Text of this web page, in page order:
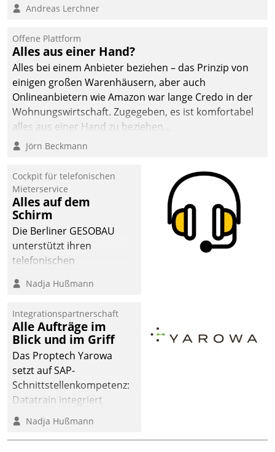
Andreas Lerchner
Offene Plattform
Alles aus einer Hand?
Alles bei einem Anbieter beziehen – das Prinzip von
einigen großen Warenhäusern, aber auch
Onlineanbietern wie Amazon war lange Credo in der
Wohnungswirtschaft. Zugegeben, es ist komfortabel
alles aus einer Hand zu beziehen...
Jörn Beckmann
Cockpit für telefonischen
Mieterservice
Alles auf dem
Schirm
Die Berliner GESOBAU
unterstützt ihren
telefonischen
digitalen Cockpit, das
passende Fragen und
Schlagworte auswirft.
Eine intuitive
Dialogführung ermöglicht
dem externen
Serviceteam, Anrufe von
Mietenden zügiger und
effizienter zu bearbeiten.
Nadja Hußmann
Integrationspartnerschaft
Alle Aufträge im
Blick und im Griff
Das Proptech Yarowa
setzt auf SAP-
Schnittstellenkompetenz:
Datatrain integriert
Yarowas Portal zur
Vergabe und Verwaltung
von Aufträgen der
Nadja Hußmann